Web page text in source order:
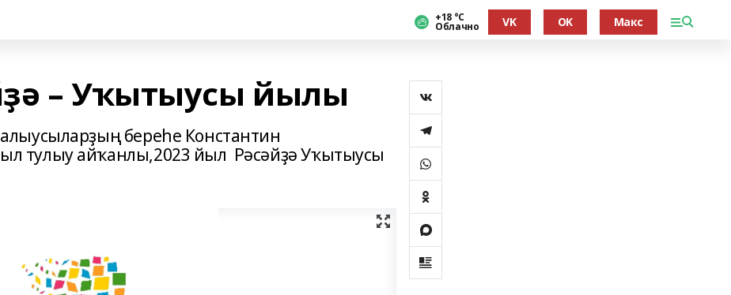
+18 °С
Облачно VK OK Макс
– Уҡытыусы йылы
береһе Константин
тулыу айҡанлы,2023 йыл Рәсәйҙә Уҡытыусы